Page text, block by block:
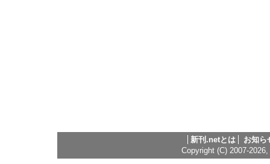
新刊.netとは
お知ら
Copyright (C) 2007-2026,